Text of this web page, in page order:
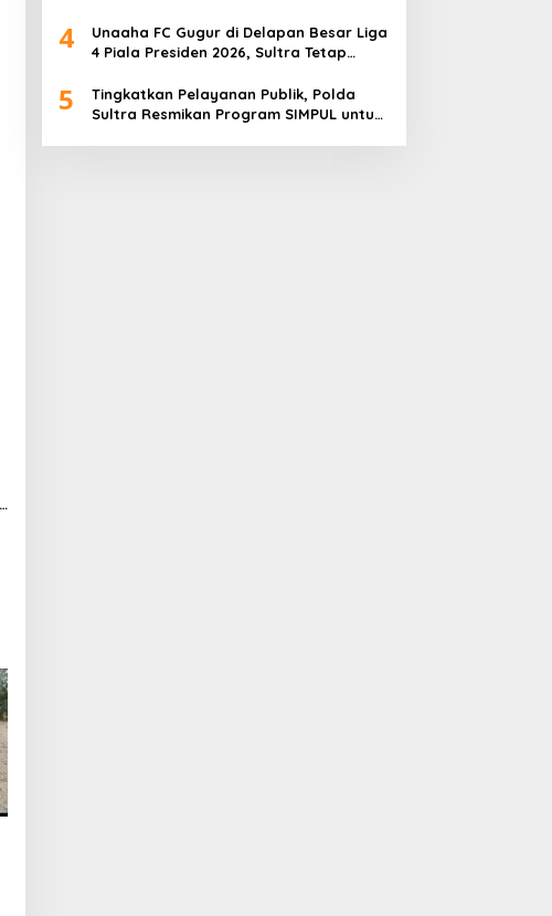
4
Unaaha FC Gugur di Delapan Besar Liga
4 Piala Presiden 2026, Sultra Tetap
5
Tingkatkan Pelayanan Publik, Polda
Sultra Resmikan Program SIMPUL untuk